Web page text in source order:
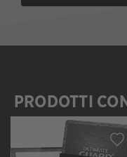
Salta la galleria dei prodotti
PRODOTTI